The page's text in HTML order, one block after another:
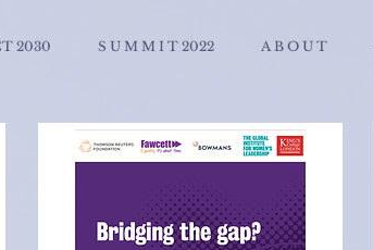
2030 S U M M I T 2022 A B O U T